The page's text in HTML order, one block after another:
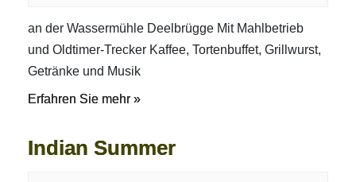
an der Wassermühle Deelbrügge Mit Mahlbetrieb
und Oldtimer-Trecker Kaffee, Tortenbuffet, Grillwurst,
Getränke und Musik
Erfahren Sie mehr »
Indian Summer